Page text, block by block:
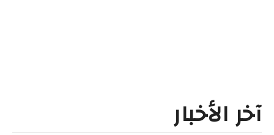
آخر الأخبار